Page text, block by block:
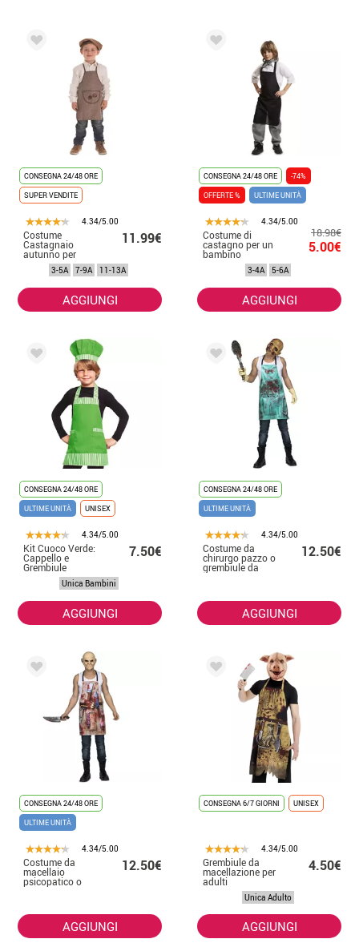
CONSEGNA 24/48 ORE
SUPER VENDITE
4.34/5.00
Costume
Castagnaio
autunno per
bambino
11.99€
3-5A 7-9A 11-13A
AGGIUNGI
CONSEGNA 24/48 ORE
-74%
OFFERTE %
ULTIME UNITÀ
4.34/5.00
Costume di
castagno per un
bambino
18.98€
5.00€
3-4A 5-6A
AGGIUNGI
CONSEGNA 24/48 ORE
ULTIME UNITÀ
UNISEX
4.34/5.00
Kit Cuoco Verde:
Cappello e
Grembiule
7.50€
Unica Bambini
AGGIUNGI
CONSEGNA 24/48 ORE
ULTIME UNITÀ
4.34/5.00
Costume da
chirurgo pazzo o
grembiule da
uomo
12.50€
AGGIUNGI
CONSEGNA 24/48 ORE
ULTIME UNITÀ
4.34/5.00
Costume da
macellaio
psicopatico o
grembiule da
12.50€
AGGIUNGI
CONSEGNA 6/7 GIORNI UNISEX
4.34/5.00
Grembiule da
macellazione per
adulti
4.50€
Unica Adulto
AGGIUNGI